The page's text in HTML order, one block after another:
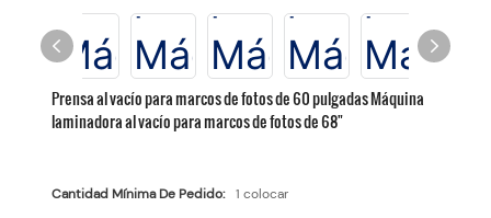
Prensa al vacío para marcos de fotos de 60 pulgadas Máquina
laminadora al vacío para marcos de fotos de 68"
Cantidad Mínima De Pedido:
1 colocar